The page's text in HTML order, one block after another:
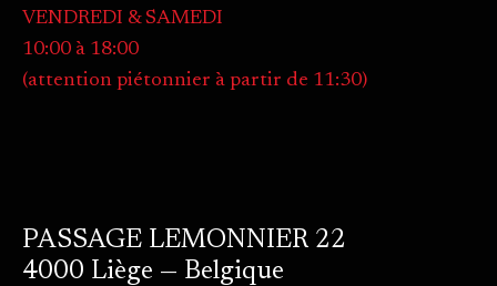
VENDREDI & SAMEDI
10:00 à 18:00
(attention piétonnier à partir de 11:30)
PASSAGE LEMONNIER 22
4000 Liège — Belgique